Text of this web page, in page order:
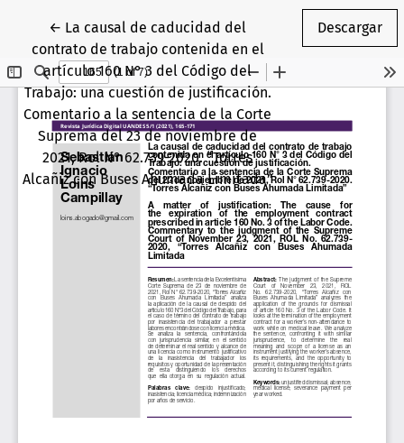
← Volver a los detalles del artículo
La causal de caducidad del
contrato de trabajo contenida en el
artículo 160 N° 3 del Código del
Trabajo: una cuestión de justificación.
Comentario a la sentencia de la Corte
Suprema del 23 de noviembre de
2021, Rol N° 62.739-2020. “Torres
Alcañiz con Buses Ahumada Limitada”
Descargar